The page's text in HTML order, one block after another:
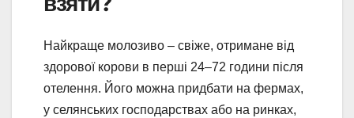
Найкраще молозиво – свіже, отримане від
здорової корови в перші 24–72 години після
отелення. Його можна придбати на фермах,
у селянських господарствах або на ринках,